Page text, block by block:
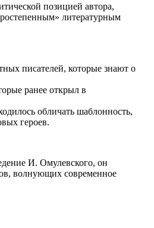
позицией автора,
литературным
писателей, которые знают о
ранее открыл в
обличать шаблонность,
героев.
И. Омулевского, он
волнующих современное